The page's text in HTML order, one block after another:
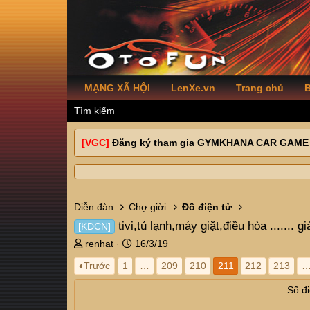
MẠNG XÃ HỘI LenXe.vn Trang chủ
Tìm kiếm
[VGC] Đăng ký tham gia GYMKHANA CAR
Diễn đàn Chợ giời Đồ điện tử
[KDCN] tivi,tủ lạnh,máy giặt,điều hòa .......
T
h
r
e
renhat
N
g
y
16/3/19
Trước
1 209 210 211 212 213
Số